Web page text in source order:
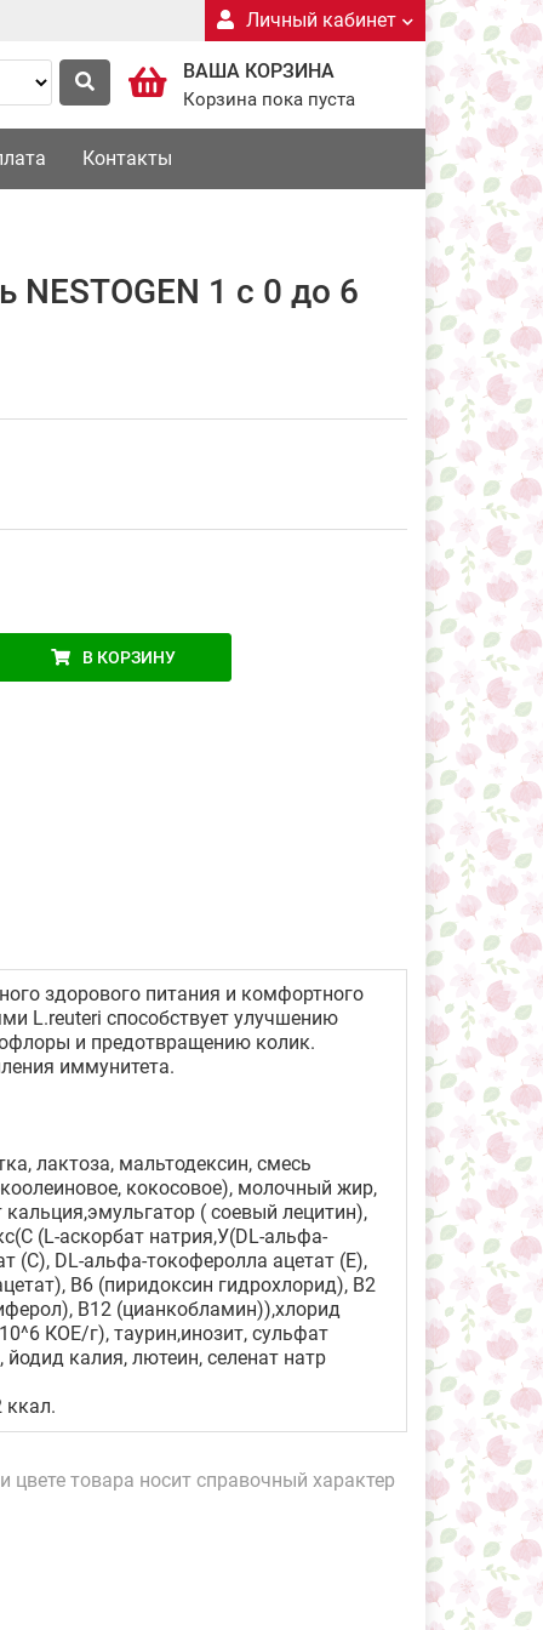
Личный кабинет
ВАША КОРЗИНА
Корзина пока пуста
Контакты
1 с 0 до 6
В КОРЗИНУ
здорового питания и комфортного
L.reuteri способствует улучшению
и предотвращению колик.
иммунитета.
лактоза, мальтодексин, смесь
кокосовое), молочный жир,
( соевый лецитин),
(L-аскорбат натрия,У(DL-альфа-
(С), DL-альфа-токоферолла ацетат (Е),
B6 (пиридоксин гидрохлорид), B2
B12 (цианкобламин)),хлорид
КОЕ/г), таурин,инозит, сульфат
калия, лютеин, селенат натр
ккал.
цвете товара носит справочный характер